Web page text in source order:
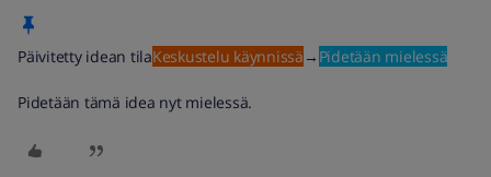
Päivitetty idean tilaKeskustelu käynnissä → Pidetään mielessä
Pidetään tämä idea nyt mielessä.